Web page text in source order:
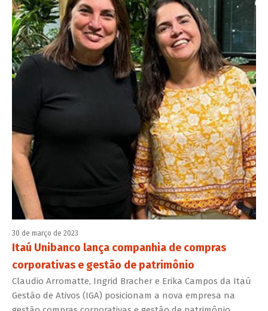
30 de março de 2023
Itaú Unibanco lança companhia de compras
corporativas e gestão de patrimônio
Claudio Arromatte, Ingrid Bracher e Erika Campos da Itaú
Gestão de Ativos (IGA) posicionam a nova empresa na